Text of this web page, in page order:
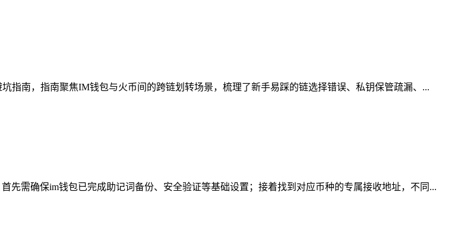
指南，指南聚焦IM钱包与火币间的跨链划转场景，梳理了新手易踩的链选择错误、私钥保管疏漏、...
先需确保im钱包已完成助记词备份、安全验证等基础设置；接着找到对应币种的专属接收地址，不同...